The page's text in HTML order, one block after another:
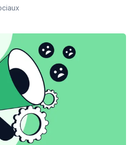
mettre au courant.